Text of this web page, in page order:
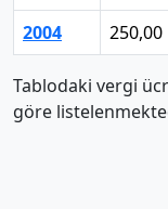
2004
250,00
Tablodaki vergi
göre